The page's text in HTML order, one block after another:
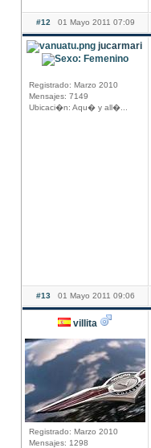
#12 01 Mayo 2011 07:09
jucarmari
Registrado: Marzo 2010
Mensajes: 7149
Ubicaci�n: Aqu� y all�...
#13 01 Mayo 2011 09:06
villita
Registrado: Marzo 2010
Mensajes: 1298